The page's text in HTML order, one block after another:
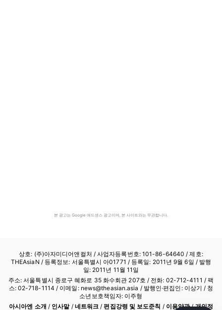
본 광고는 Google 애드센스 광고이며, 본 사이트와는 무관합니다.
상호: (주)아자미디어앤컬처 /사업자등록번호: 101-86-64640 / 제호:
THEAsiaN / 등록정보: 서울특별시 아01771 / 등록일: 2011년 9월 6일 / 발행
일: 2011년 11월 11일
주소: 서울특별시 종로구 혜화로 35 화수회관 207호 / 전화: 02-712-4111 / 팩
스: 02-718-1114 / 이메일: news@theasian.asia / 발행인·편집인: 이상기 / 청
소년보호책임자: 이주형
아시아엔 소개 / 인사말/ 네트워크 /편집강령 및 보도준칙 / 이용약관/개인정